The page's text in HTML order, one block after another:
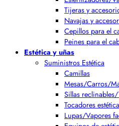
Tijeras y
Navajas y
Cepillos para el
Peines para el
Estética y uñas
Suministros Estética
Camillas
Mesas/Carros/
Sillas reclinables/
Tocadores
Lupas/Vapores